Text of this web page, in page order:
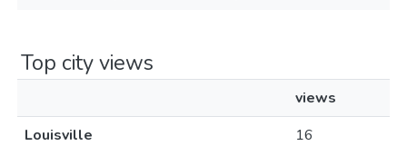
Top city views
views
Louisville
16